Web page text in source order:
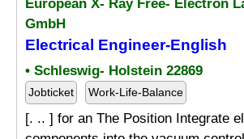
European X- Ray Free- Electron
GmbH
Electrical Engineer-English
• Schleswig- Holstein 22869
Jobticket Work-Life-Balance
[. .. ] for an The Position Integrate